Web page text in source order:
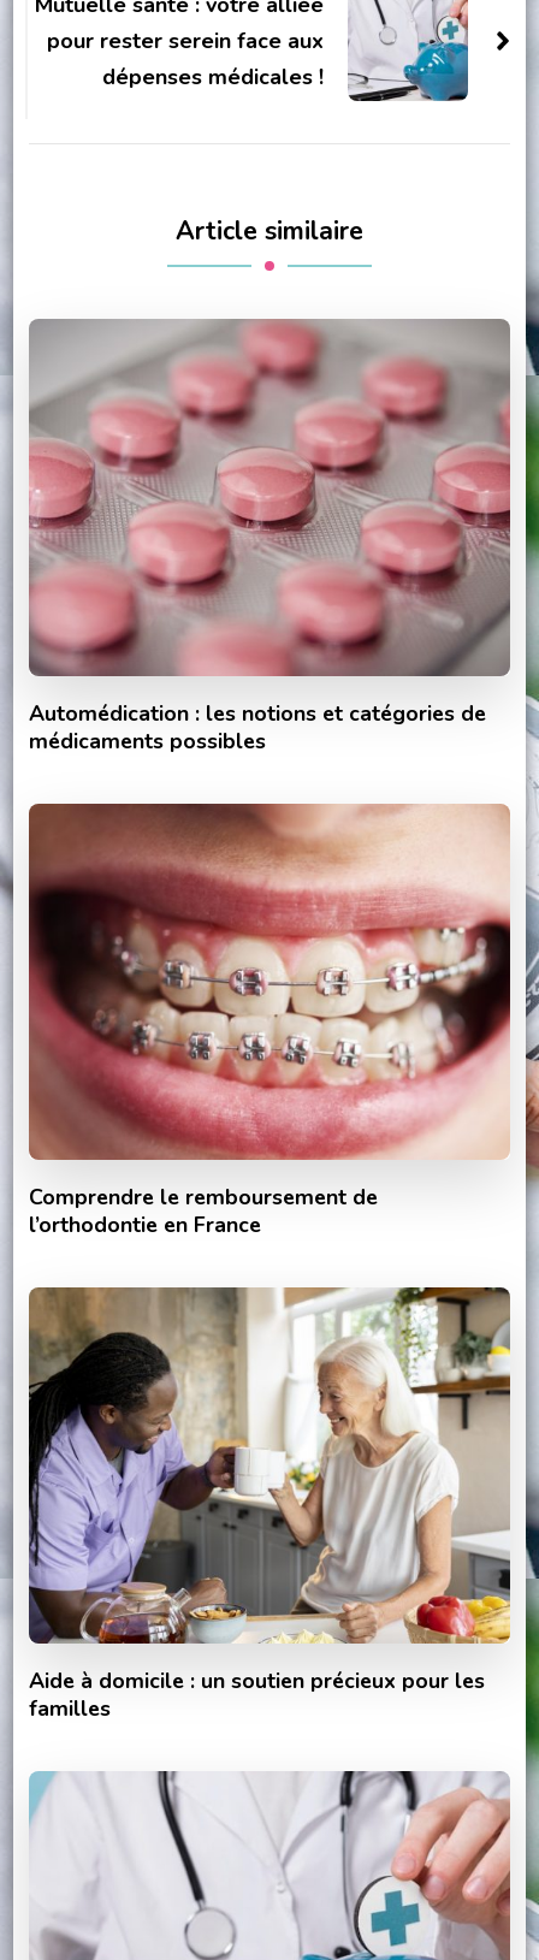
pour rester serein face aux
dépenses médicales !
Article similaire
Automédication : les notions et catégories de
médicaments possibles
Comprendre le remboursement de
l’orthodontie en France
Aide à domicile : un soutien précieux pour les
familles